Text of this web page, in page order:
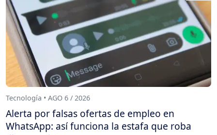
Tecnología • AGO 6 / 2026
Alerta por falsas ofertas de empleo en
WhatsApp: así funciona la estafa que roba